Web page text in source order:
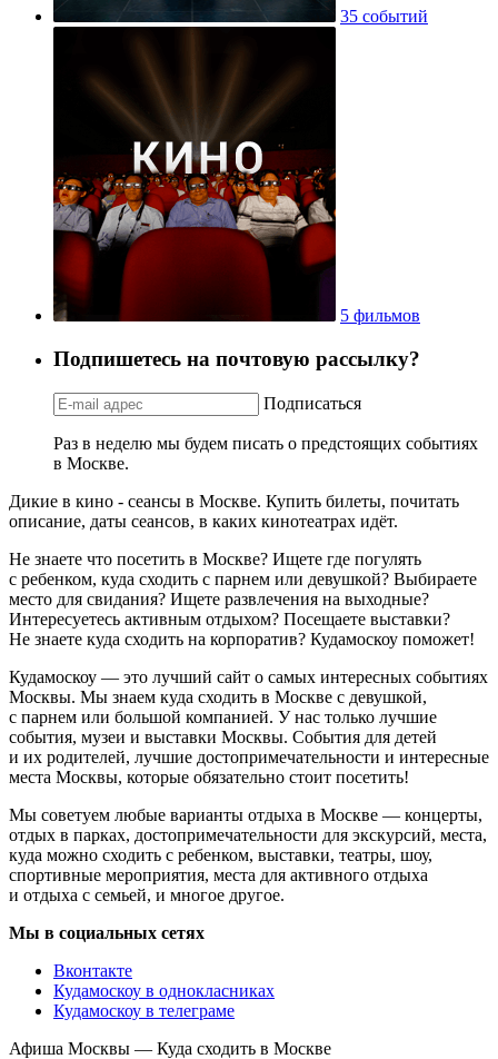
35 событий
5 фильмов
Подпишетесь на почтовую рассылку?
Подписаться
Раз в неделю мы будем писать о предстоящих событиях
в Москве.
Дикие в кино - сеансы в Москве. Купить билеты, почитать
описание, даты сеансов, в каких кинотеатрах идёт.
Не знаете что посетить в Москве? Ищете где погулять
с ребенком, куда сходить с парнем или девушкой? Выбираете
место для свидания? Ищете развлечения на выходные?
Интересуетесь активным отдыхом? Посещаете выставки?
Не знаете куда сходить на корпоратив? Кудамоскоу поможет!
Кудамоскоу — это лучший сайт о самых интересных событиях
Москвы. Мы знаем куда сходить в Москве с девушкой,
с парнем или большой компанией. У нас только лучшие
события, музеи и выставки Москвы. События для детей
и их родителей, лучшие достопримечательности и интересные
места Москвы, которые обязательно стоит посетить!
Мы советуем любые варианты отдыха в Москве — концерты,
отдых в парках, достопримечательности для экскурсий, места,
куда можно сходить с ребенком, выставки, театры, шоу,
спортивные мероприятия, места для активного отдыха
и отдыха с семьей, и многое другое.
Мы в социальных сетях
Вконтакте
Кудамоскоу в однокласниках
Кудамоскоу в телеграме
Афиша Москвы — Куда сходить в Москве